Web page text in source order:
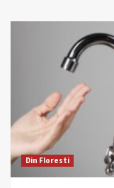
Din Floresti